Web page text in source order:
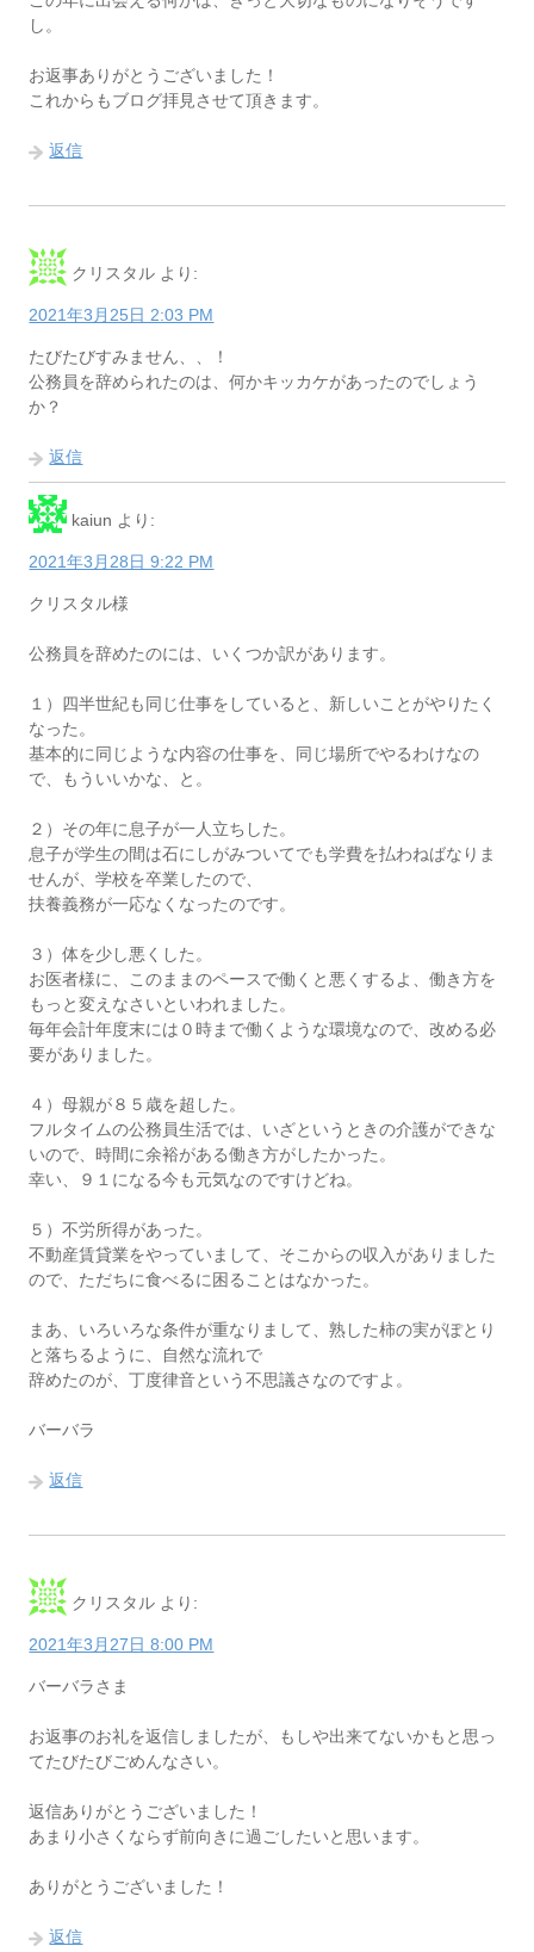
し。
お返事ありがとうございました！
これからもブログ拝見させて頂きます。
返信
クリスタル より:
2021年3月25日 2:03 PM
たびたびすみません、、！
公務員を辞められたのは、何かキッカケがあったのでしょう
か？
返信
kaiun より:
2021年3月28日 9:22 PM
クリスタル様
公務員を辞めたのには、いくつか訳があります。
１）四半世紀も同じ仕事をしていると、新しいことがやりたく
なった。
基本的に同じような内容の仕事を、同じ場所でやるわけなの
で、もういいかな、と。
２）その年に息子が一人立ちした。
息子が学生の間は石にしがみついてでも学費を払わねばなりま
せんが、学校を卒業したので、
扶養義務が一応なくなったのです。
３）体を少し悪くした。
お医者様に、このままのペースで働くと悪くするよ、働き方を
もっと変えなさいといわれました。
毎年会計年度末には０時まで働くような環境なので、改める必
要がありました。
４）母親が８５歳を超した。
フルタイムの公務員生活では、いざというときの介護ができな
いので、時間に余裕がある働き方がしたかった。
幸い、９１になる今も元気なのですけどね。
５）不労所得があった。
不動産賃貸業をやっていまして、そこからの収入がありました
ので、ただちに食べるに困ることはなかった。
まあ、いろいろな条件が重なりまして、熟した柿の実がぽとり
と落ちるように、自然な流れで
辞めたのが、丁度律音という不思議さなのですよ。
バーバラ
返信
クリスタル より:
2021年3月27日 8:00 PM
バーバラさま
お返事のお礼を返信しましたが、もしや出来てないかもと思っ
てたびたびごめんなさい。
返信ありがとうございました！
あまり小さくならず前向きに過ごしたいと思います。
ありがとうございました！
返信